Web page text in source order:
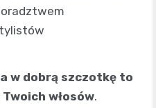
w dobrą szczotkę to
włosów.